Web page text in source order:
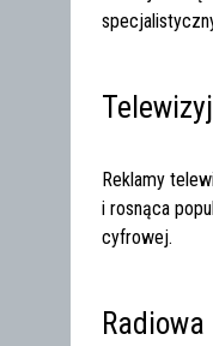
Reklamy
i rosnąca
cyfrowej.
Radiowa